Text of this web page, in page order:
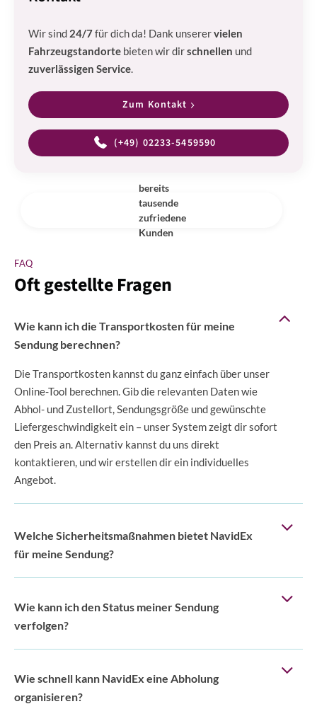
Wir sind 24/7für dich da! Dank unserervielen
Fahrzeugstandorte bieten wir dirschnellen und
zuverlässigen Service.
Zum Kontakt
(+49) 02233-5459590
bereits
tausende
zufriedene
Kunden
FAQ
Oft gestellte Fragen
Wie kann ich die Transportkosten für meine
Sendung berechnen?
Die Transportkosten kannst du ganz einfach über unser
Online-Tool berechnen. Gib die relevanten Daten wie
Abhol- und Zustellort, Sendungsgröße und gewünschte
Liefergeschwindigkeit ein – unser System zeigt dir sofort
den Preis an. Alternativ kannst du uns direkt
kontaktieren, und wir erstellen dir ein individuelles
Angebot.
Welche Sicherheitsmaßnahmen bietet NavidEx
für meine Sendung?
Wie kann ich den Status meiner Sendung
verfolgen?
Wie schnell kann NavidEx eine Abholung
organisieren?